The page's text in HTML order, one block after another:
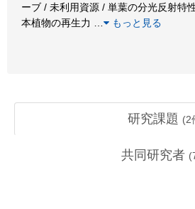
ーブ / 未利用資源 / 単葉の分光反射特
本植物の再生力
もっと見る
研究課題 (2
共同研究者 (